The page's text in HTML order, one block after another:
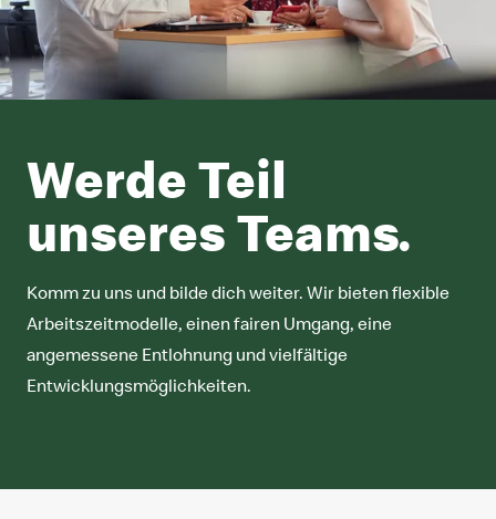
Werde Teil
unseres Teams.
Komm zu uns und bilde dich weiter. Wir bieten flexible
Arbeitszeitmodelle, einen fairen Umgang, eine
angemessene Entlohnung und vielfältige
Entwicklungsmöglichkeiten.